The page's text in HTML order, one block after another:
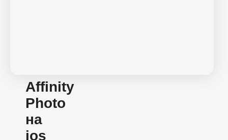
Affinity
Photo
на
ios